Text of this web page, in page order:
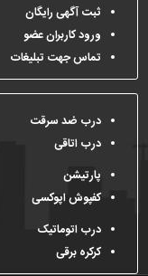
سازه
سایر
ثبت آگهی رایگان
ورود کاربران عضو
تماس جهت تبلیغات
درب ضد سرقت
درب اتاقی
پارتیشن
کفپوش اپوکسی
درب اتوماتیک
کرکره برقی